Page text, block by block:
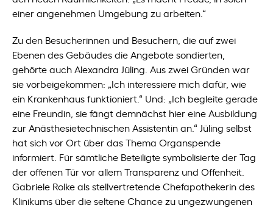
einer angenehmen Umgebung zu arbeiten.“
Zu den Besucherinnen und Besuchern, die auf zwei
Ebenen des Gebäudes die Angebote sondierten,
gehörte auch Alexandra Jüling. Aus zwei Gründen war
sie vorbeigekommen: „Ich interessiere mich dafür, wie
ein Krankenhaus funktioniert.“ Und: „Ich begleite gerade
eine Freundin, sie fängt demnächst hier eine Ausbildung
zur Anästhesietechnischen Assistentin an.“ Jüling selbst
hat sich vor Ort über das Thema Organspende
informiert. Für sämtliche Beteiligte symbolisierte der Tag
der offenen Tür vor allem Transparenz und Offenheit.
Gabriele Rolke als stellvertretende Chefapothekerin des
Klinikums über die seltene Chance zu ungezwungenen